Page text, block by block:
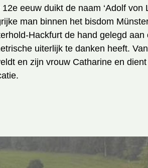
eeuw duikt de naam ‘Adolf von
man binnen het bisdom
Hackfurt de hand gelegd
uiterlijk te danken heeft.
en zijn vrouw Catharine en